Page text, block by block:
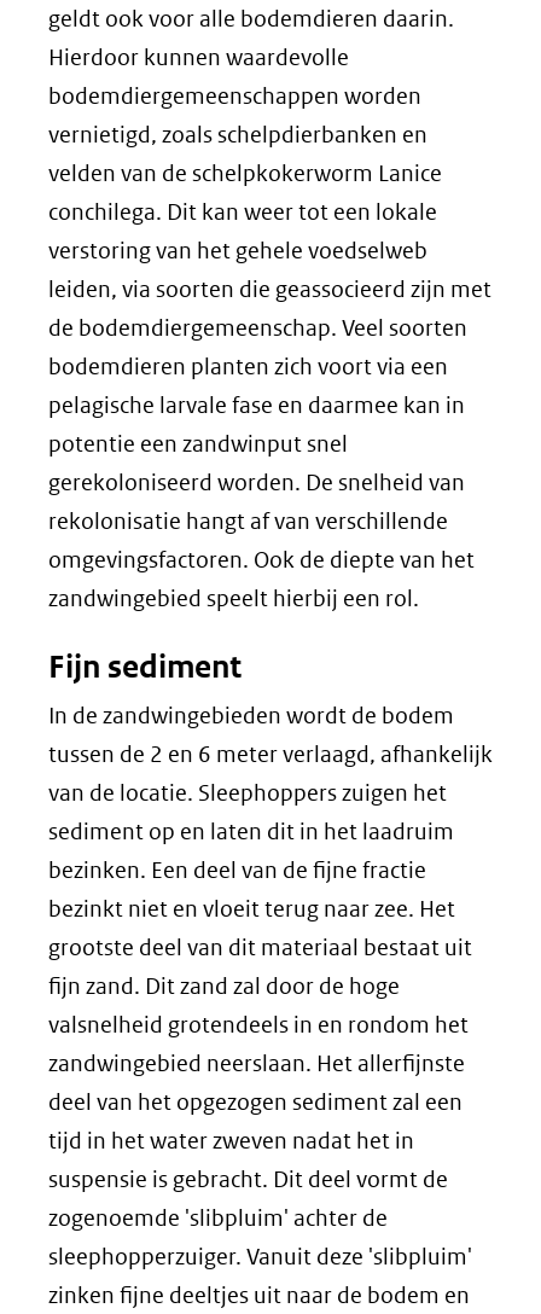
geldt ook voor alle bodemdieren daarin.
Hierdoor kunnen waardevolle
bodemdiergemeenschappen worden
vernietigd, zoals schelpdierbanken en
velden van de schelpkokerworm Lanice
conchilega. Dit kan weer tot een lokale
verstoring van het gehele voedselweb
leiden, via soorten die geassocieerd zijn met
de bodemdiergemeenschap. Veel soorten
bodemdieren planten zich voort via een
pelagische larvale fase en daarmee kan in
potentie een zandwinput snel
gerekoloniseerd worden. De snelheid van
rekolonisatie hangt af van verschillende
omgevingsfactoren. Ook de diepte van het
zandwingebied speelt hierbij een rol.
Fijn sediment
In de zandwingebieden wordt de bodem
tussen de 2 en 6 meter verlaagd, afhankelijk
van de locatie. Sleephoppers zuigen het
sediment op en laten dit in het laadruim
bezinken. Een deel van de fijne fractie
bezinkt niet en vloeit terug naar zee. Het
grootste deel van dit materiaal bestaat uit
fijn zand. Dit zand zal door de hoge
valsnelheid grotendeels in en rondom het
zandwingebied neerslaan. Het allerfijnste
deel van het opgezogen sediment zal een
tijd in het water zweven nadat het in
suspensie is gebracht. Dit deel vormt de
zogenoemde 'slibpluim' achter de
sleephopperzuiger. Vanuit deze 'slibpluim'
zinken fijne deeltjes uit naar de bodem en